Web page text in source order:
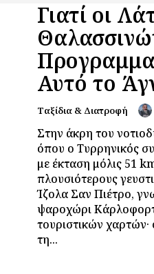
Γιατί οι
Αυτό το
Ταξίδια & Διατροφή
Στην άκρη του
όπου ο Τυρρηνικός
με έκταση μόλις 51
πλουσιότερους
Ίζολα Σαν Πιέτρο,
ψαροχώρι
τουριστικών
τη...